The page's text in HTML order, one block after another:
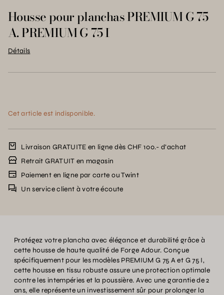
Housse pour planchas PREMIUM G 75
A. PREMIUM G 75 I
Détails
Cet article est indisponible.
Livraison GRATUITE en ligne dès CHF 100.- d’achat
Retrait GRATUIT en magasin
Paiement en ligne par carte ou Twint
Un service client à votre écoute
Protégez votre plancha avec élégance et durabilité grâce à
cette housse de haute qualité de Forge Adour. Conçue
spécifiquement pour les modèles PREMIUM G 75 A et G 75 I,
cette housse en tissu robuste assure une protection optimale
contre les intempéries et la poussière. Avec une garantie de 2
ans, elle représente un investissement sûr pour prolonger la